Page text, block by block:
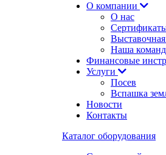
О компании
О нас
Наша
Финансовые
Услуги
Посев
Вспашка
Новости
Контакты
Каталог оборудования